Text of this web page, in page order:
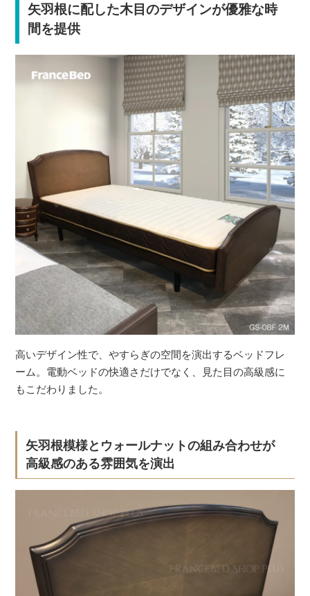
矢羽根に配した木目のデザインが優雅な時
間を提供
高いデザイン性で、やすらぎの空間を演出するベッドフレ
ーム。電動ベッドの快適さだけでなく、見た目の高級感に
もこだわりました。
矢羽根模様とウォールナットの組み合わせが
高級感のある雰囲気を演出